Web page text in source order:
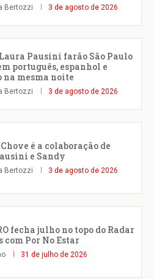
Bertozzi 3 de agosto de 2026
Pausini farão São Paulo
português, espanhol e
mesma noite
Bertozzi 3 de agosto de 2026
é a colaboração de
e Sandy
Bertozzi 3 de agosto de 2026
fecha julho no topo do Radar
com Por No Estar
31 de julho de 2026